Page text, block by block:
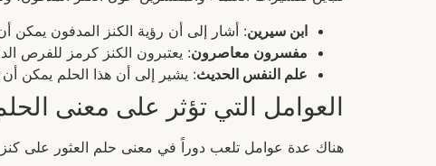
ابن سيرين: أشار إلى أن رؤية الكنز المدفون يمكن
مفسرون معاصرون: يعتبرون الكنز كرمز للفرص
علم النفس الحديث: يشير إلى أن هذا الحلم يمكن أن
العوامل التي تؤثر على معنى
هناك عدة عوامل تلعب دوراً في معنى حلم العثور على